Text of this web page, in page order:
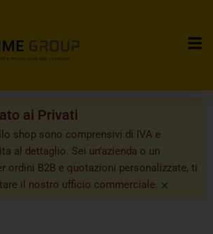
ai Privati
shop sono comprensivi di IVA e
al dettaglio. Sei un’azienda o un
ordini B2B e quotazioni personalizzate, ti
il nostro ufficio commerciale. ×